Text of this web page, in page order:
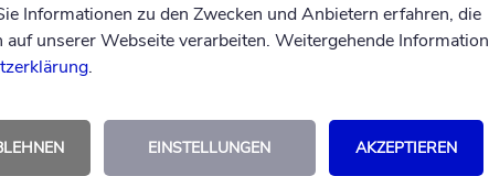
und die Polizei im »Dritten Reich«
Informationen zu den Zwecken und Anbietern erfahren, die
auf unserer Webseite verarbeiten. Weitergehende
.
EINSTELLUNGEN AKZEPTIEREN